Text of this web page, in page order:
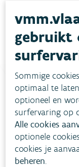
Heb je
Bekijk het
Niet
gebruikt
Sommige
optimaal te
optioneel en
surfervaring op
Alle cookies
optionele
cookies je
beheren.